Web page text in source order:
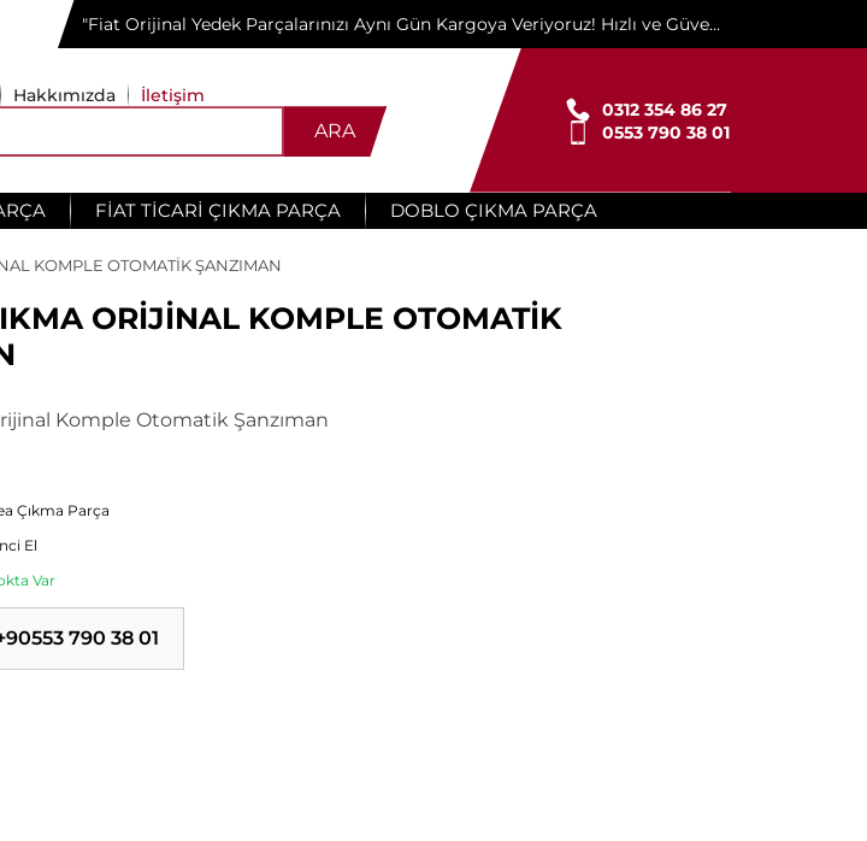
"Fiat Orijinal Yedek Parçalarınızı Aynı Gün Kargoya Veriyoruz! Hızlı ve Güvenli
Teslimat İçin Buradayız!"
Hakkımızda İletişim
ARA
0312 354 86 27
0553 790 38 01
FIAT TICARI ÇIKMA PARÇA DOBLO ÇIKMA PARÇA
KOMPLE OTOMATİK ŞANZIMAN
ORİJİNAL KOMPLE OTOMATİK
Komple Otomatik Şanzıman
Çıkma Parça
El
Var
790 38 01